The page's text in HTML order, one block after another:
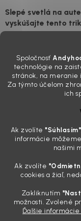
Spoločnosť
technológie na
stránok, na meranie
Za týmto účelom
ich
Ak zvolíte "Súhlasím"
informácie
našimi
Ak zvolíte
cookies a žiaľ,
Zakliknutím
možnosti. Zvolené
Ďalšie
Slepé svetlá na
vyskúšajte tento trik
skutočnosti je? Často
mliečny, drsný povrch
svoje, plexisklo začne
Zabudnite na
Poznáte ten moment.
„upratanom“ aute, no
mriežkach ventilácie,
drzo pozerá prach.
Detailing nemusí
31.7.2026
Sobotné ráno, káva v